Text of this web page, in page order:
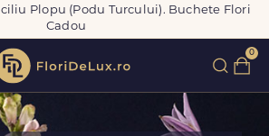
Plopu (Podu Turcului). Buchete Flori
Cadou
0